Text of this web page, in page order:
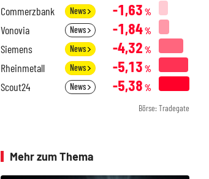
Commerzbank News -1,63 %
Vonovia News -1,84%
Siemens News -4,32 %
Rheinmetall News -5,13 %
Scout24 News -5,38 %
Börse: Tradegate
Mehr zum Thema